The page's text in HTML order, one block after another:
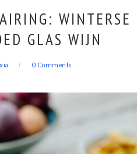
WINTERSE
GLAS WIJN
0 Comments